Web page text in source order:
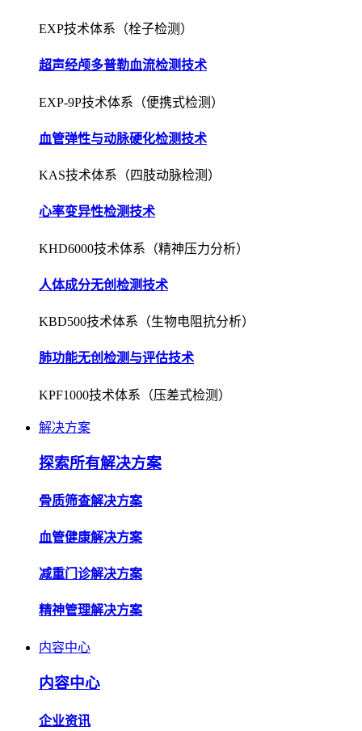
EXP技术体系（栓子检测）
超声经颅多普勒血流检测技术
EXP-9P技术体系（便携式检测）
血管弹性与动脉硬化检测技术
KAS技术体系（四肢动脉检测）
心率变异性检测技术
KHD6000技术体系（精神压力分析）
人体成分无创检测技术
KBD500技术体系（生物电阻抗分析）
肺功能无创检测与评估技术
KPF1000技术体系（压差式检测）
解决方案
探索所有解决方案
骨质筛查解决方案
血管健康解决方案
减重门诊解决方案
精神管理解决方案
内容中心
内容中心
企业资讯